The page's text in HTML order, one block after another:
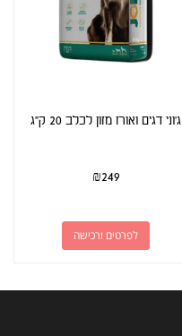
ג'וני דגים ואורז מזון לכלב 20 ק"ג
₪249
לפרטים ורכישה